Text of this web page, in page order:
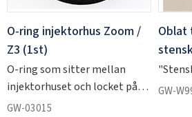
O-ring injektorhus Zoom /
Z3 (1st)
O-ring som sitter mellan
injektorhuset och locket på
Zoom-injektorn.
GW-03015
Oblat
GW-